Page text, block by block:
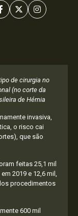
de cirurgia no
(no corte da
de Hérnia
invasiva,
o risco cai
que são
feitas 25,1 mil
2019 e 12,6 mil,
procedimentos
600 mil